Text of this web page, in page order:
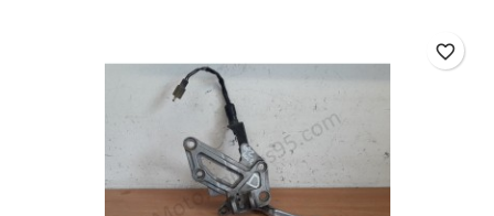
favorite_border